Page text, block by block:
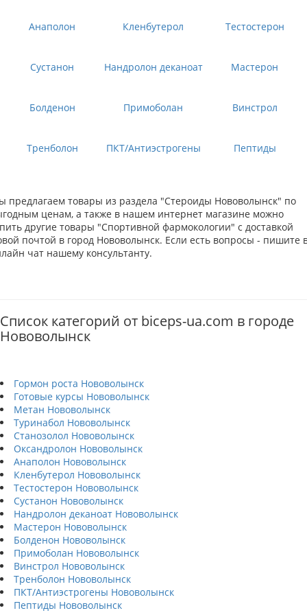
Анаполон Кленбутерол Тестостерон
Сустанон Нандролон деканоат Мастерон
Болденон Примоболан Винстрол
Тренболон ПКТ/Антиэстрогены Пептиды
предлагаем товары из раздела "Стероиды Нововолынск" по
ценам, а также в нашем интернет магазине можно
другие товары "Спортивной фармокологии" с доставкой
почтой в город Нововолынск. Если есть вопросы - пишите
чат нашему консультанту.
Список категорий от biceps-ua.com в городе
Нововолынск
Гормон роста Нововолынск
Готовые курсы Нововолынск
Метан Нововолынск
Туринабол Нововолынск
Станозолол Нововолынск
Оксандролон Нововолынск
Анаполон Нововолынск
Кленбутерол Нововолынск
Тестостерон Нововолынск
Сустанон Нововолынск
Нандролон деканоат Нововолынск
Мастерон Нововолынск
Болденон Нововолынск
Примоболан Нововолынск
Винстрол Нововолынск
Тренболон Нововолынск
ПКТ/Антиэстрогены Нововолынск
Пептиды Нововолынск